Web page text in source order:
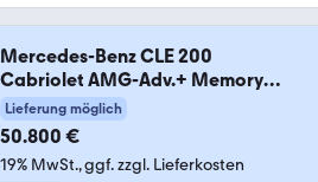
Mercedes-Benz CLE 200
Cabriolet AMG-Adv.+ Memory
Kamera LED
Lieferung möglich
50.800 €
19% MwSt. ggf. zzgl. Lieferkosten